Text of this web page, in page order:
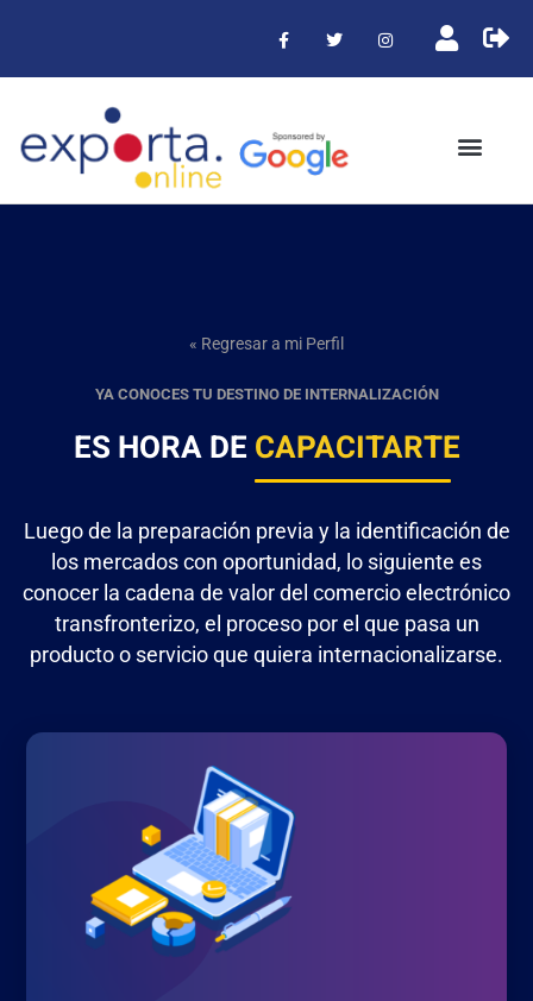
« Regresar a mi Perfil
YA CONOCES TU DESTINO DE INTERNALIZACIÓN
ES HORA DE CAPACITARTE
Luego de la preparación previa y la identificación de
los mercados con oportunidad, lo siguiente es
conocer la cadena de valor del comercio electrónico
transfronterizo, el proceso por el que pasa un
producto o servicio que quiera internacionalizarse.